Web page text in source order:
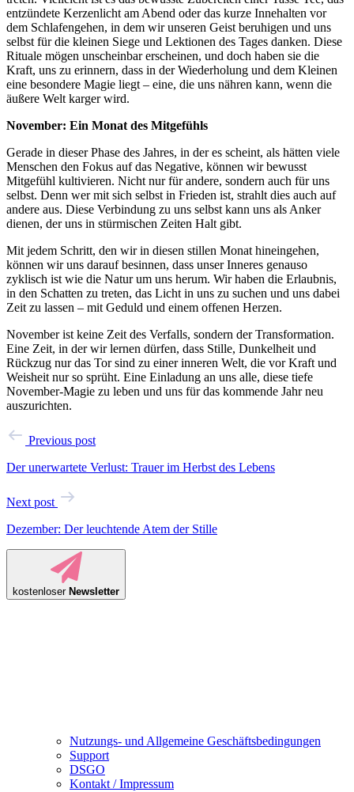
entzündete Kerzenlicht am Abend oder das kurze Innehalten vor
dem Schlafengehen, in dem wir unseren Geist beruhigen und uns
selbst für die kleinen Siege und Lektionen des Tages danken. Diese
Rituale mögen unscheinbar erscheinen, und doch haben sie die
Kraft, uns zu erinnern, dass in der Wiederholung und dem Kleinen
eine besondere Magie liegt – eine, die uns nähren kann, wenn die
äußere Welt karger wird.
November: Ein Monat des Mitgefühls
Gerade in dieser Phase des Jahres, in der es scheint, als hätten viele
Menschen den Fokus auf das Negative, können wir bewusst
Mitgefühl kultivieren. Nicht nur für andere, sondern auch für uns
selbst. Denn wer mit sich selbst in Frieden ist, strahlt dies auch auf
andere aus. Diese Verbindung zu uns selbst kann uns als Anker
dienen, der uns in stürmischen Zeiten Halt gibt.
Mit jedem Schritt, den wir in diesen stillen Monat hineingehen,
können wir uns darauf besinnen, dass unser Inneres genauso
zyklisch ist wie die Natur um uns herum. Wir haben die Erlaubnis,
in den Schatten zu treten, das Licht in uns zu suchen und uns dabei
Zeit zu lassen – mit Geduld und einem offenen Herzen.
November ist keine Zeit des Verfalls, sondern der Transformation.
Eine Zeit, in der wir lernen dürfen, dass Stille, Dunkelheit und
Rückzug nur das Tor sind zu einer inneren Welt, die vor Kraft und
Weisheit nur so sprüht. Eine Einladung an uns alle, diese tiefe
November-Magie zu leben und uns für das kommende Jahr neu
auszurichten.
Previous post
Der unerwartete Verlust: Trauer im Herbst des Lebens
Next post
Dezember: Der leuchtende Atem der Stille
kostenloser Newsletter
Nutzungs- und Allgemeine Geschäftsbedingungen
Support
DSGO
Kontakt / Impressum